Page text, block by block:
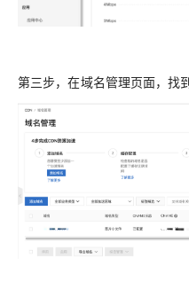
第三步，在域名管理页面，找